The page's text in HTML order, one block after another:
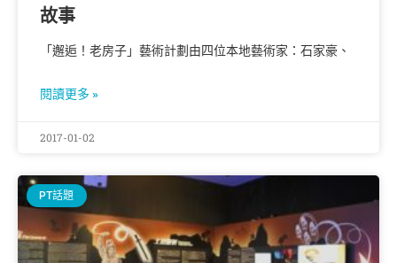
故事
「邂逅！老房子」藝術計劃由四位本地藝術家：石家豪、
閱讀更多 »
2017-01-02
PT話題